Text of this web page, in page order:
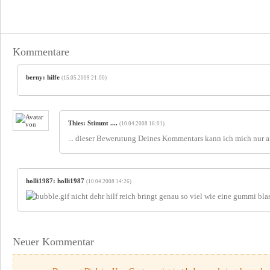
Kommentare
berny: hilfe (15.05.2009 21:00)
Thies: Stimmt .... (10.04.2008 16:01)
... dieser Bewerutung Deines Kommentars kann ich mich nur
holli1987: holli1987 (10.04.2008 14:26)
nicht dehr hilf reich bringt genau so viel wie eine gummi
Neuer Kommentar